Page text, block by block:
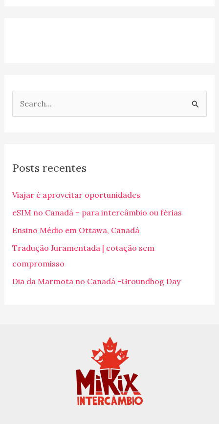
u
s
a
r
p
o
r
Posts recentes
Viajar é aproveitar oportunidades
eSIM no Canadá – para intercâmbio ou férias
Ensino Médio em Ottawa, Canadá
Tradução Juramentada | cotação sem
compromisso
Dia da Marmota no Canadá -Groundhog Day